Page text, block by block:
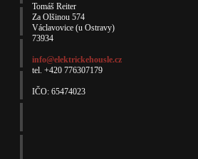
Tomáš Reiter
Za Olšinou 574
Václavovice (u Ostravy)
73934
info@elektrickehousle.cz
tel. +420 776307179
IČO: 65474023